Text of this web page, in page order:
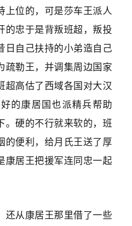
上位的，可是莎车王派人
的忠于是背叛班超，叛投
日自己扶持的小弟造自己
疏勒王，并调集周边国家
超高估了西域各国对大汉
的康居国也派精兵帮助
。硬的不行就来软的，班
的便利，给月氏王送了厚
康居王把援军连同忠一起
还从康居王那里借了一些